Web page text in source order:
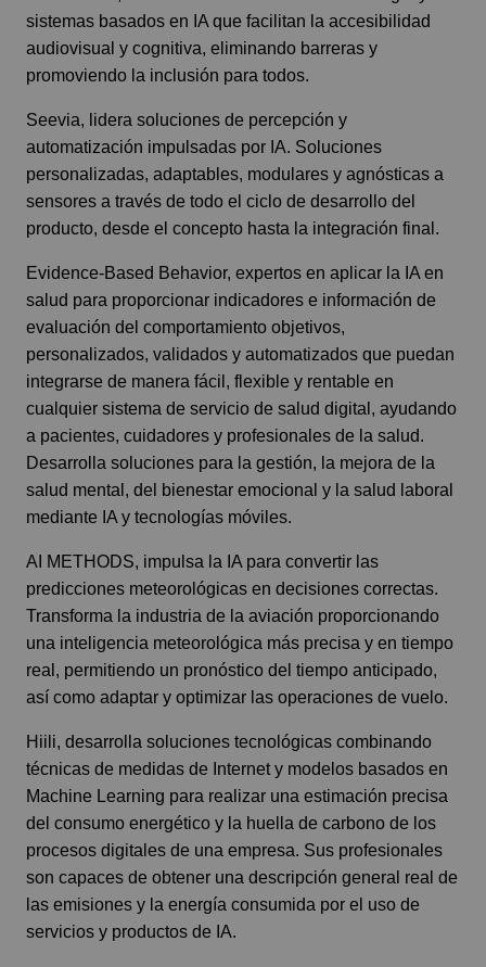
sistemas basados en IA que facilitan la accesibilidad
audiovisual y cognitiva, eliminando barreras y
promoviendo la inclusión para todos.
Seevia, lidera soluciones de percepción y
automatización impulsadas por IA. Soluciones
personalizadas, adaptables, modulares y agnósticas a
sensores a través de todo el ciclo de desarrollo del
producto, desde el concepto hasta la integración final.
Evidence-Based Behavior, expertos en aplicar la IA en
salud para proporcionar indicadores e información de
evaluación del comportamiento objetivos,
personalizados, validados y automatizados que puedan
integrarse de manera fácil, flexible y rentable en
cualquier sistema de servicio de salud digital, ayudando
a pacientes, cuidadores y profesionales de la salud.
Desarrolla soluciones para la gestión, la mejora de la
salud mental, del bienestar emocional y la salud laboral
mediante IA y tecnologías móviles.
AI METHODS, impulsa la IA para convertir las
predicciones meteorológicas en decisiones correctas.
Transforma la industria de la aviación proporcionando
una inteligencia meteorológica más precisa y en tiempo
real, permitiendo un pronóstico del tiempo anticipado,
así como adaptar y optimizar las operaciones de vuelo.
Hiili, desarrolla soluciones tecnológicas combinando
técnicas de medidas de Internet y modelos basados en
Machine Learning para realizar una estimación precisa
del consumo energético y la huella de carbono de los
procesos digitales de una empresa. Sus profesionales
son capaces de obtener una descripción general real de
las emisiones y la energía consumida por el uso de
servicios y productos de IA.